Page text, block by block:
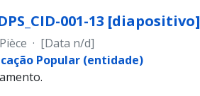
001-13 [diapositivo]
Pièce · [Data n/d]
Popular (entidade)